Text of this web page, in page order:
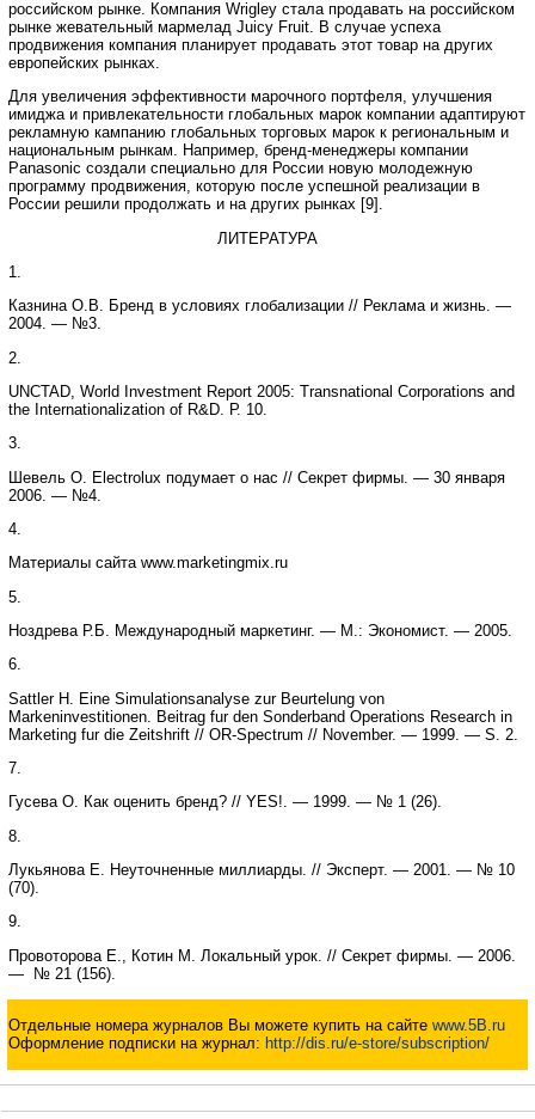
российском рынке. Компания Wrigley стала продавать на российском
рынке жевательный мармелад Juicy Fruit. В случае успеха
продвижения компания планирует продавать этот товар на других
европейских рынках.
Для увеличения эффективности марочного портфеля, улучшения
имиджа и привлекательности глобальных марок компании адаптируют
рекламную кампанию глобальных торговых марок к региональным и
национальным рынкам. Например, бренд-менеджеры компании
Panasonic создали специально для России новую молодежную
программу продвижения, которую после успешной реализации в
России решили продолжать и на других рынках [9].
ЛИТЕРАТУРА
1.
Казнина О.В. Бренд в условиях глобализации // Реклама и жизнь. —
2004. — №3.
2.
UNCTAD, World Investment Report 2005: Transnational Corporations and
the Internationalization of R&D. Р. 10.
3.
Шевель О. Electrolux подумает о нас // Секрет фирмы. — 30 января
2006. — №4.
4.
Материалы сайта www.marketingmix.ru
5.
Ноздрева Р.Б. Международный маркетинг. — М.: Экономист. — 2005.
6.
Sattler H. Eine Simulationsanalyse zur Beurtelung von
Markeninvestitionen. Beitrag fur den Sonderband Operations Research in
Marketing fur die Zeitshrift // OR-Spectrum // November. — 1999. — S. 2.
7.
Гусева О. Как оценить бренд? // YES!. — 1999. — № 1 (26).
8.
Лукьянова Е. Неуточненные миллиарды. // Эксперт. — 2001. — № 10
(70).
9.
Провоторова Е., Котин М. Локальный урок. // Секрет фирмы. — 2006.
— № 21 (156).
Отдельные номера журналов Вы можете купить на сайте www.5B.ru
Оформление подписки на журнал: http://dis.ru/e-store/subscription/